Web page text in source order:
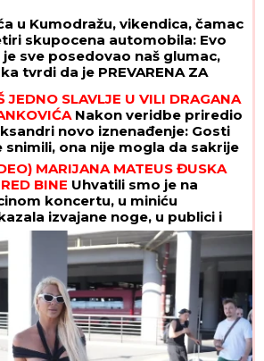
u Kumodražu, vikendica, čamac
skupocena automobila: Evo
je sve posedovao naš glumac,
tvrdi da je PREVARENA ZA
JEDNO SLAVLJE U VILI DRAGANA
Nakon veridbe priredio
novo iznenađenje: Gosti
snimili, ona nije mogla da sakrije
(Video)MARIJANA MATEUS ĐUSKA
BINE Uhvatili smo je na
koncertu, u miniću
izvajane noge, u publici i
poznata pevačica uživa sa